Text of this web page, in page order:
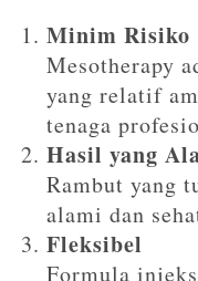
Minim Risiko
Mesotherapy
yang relatif
tenaga
Hasil yang
Rambut yang
alami dan
Fleksibel
Formula